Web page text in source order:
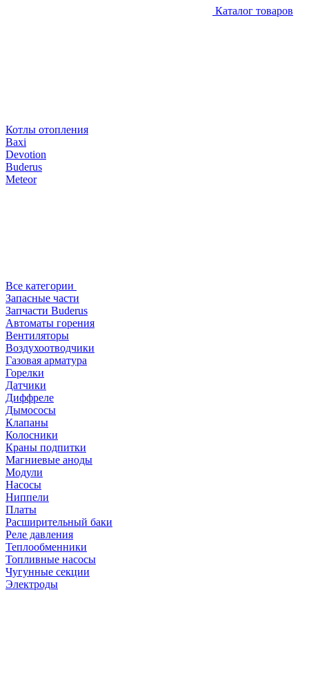
Каталог товаров
Котлы отопления
Baxi
Devotion
Buderus
Meteor
Все категории
Запасные части
Запчасти Buderus
Автоматы горения
Вентиляторы
Воздухоотводчики
Газовая арматура
Горелки
Датчики
Диффреле
Дымососы
Клапаны
Колосники
Краны подпитки
Магниевые аноды
Модули
Насосы
Ниппели
Платы
Расширительный баки
Реле давления
Теплообменники
Топливные насосы
Чугунные секции
Электроды